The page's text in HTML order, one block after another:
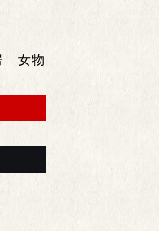
女物